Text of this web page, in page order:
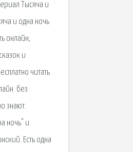
Тысяча и
и одна ночь
онлайн,
и
читать
без
знают.
ночь" и
Есть одна